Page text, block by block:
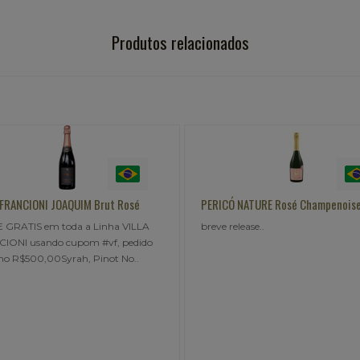
Produtos relacionados
NATURE Rosé Champenoise
release..
VIAPIANA 192 dias Brut
Cor amarela-esverdeada.